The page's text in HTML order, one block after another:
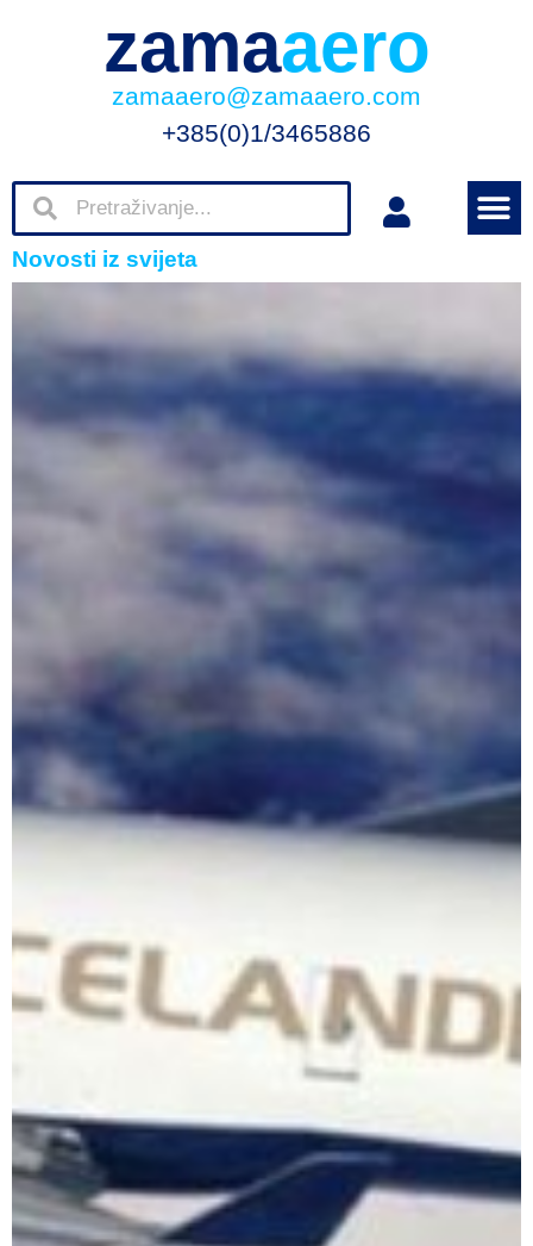
zamaaero
zamaaero@zamaaero.com
+385(0)1/3465886
Novosti iz svijeta